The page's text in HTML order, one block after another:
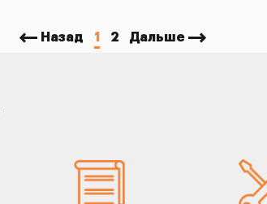
Назад 1 2 Дальше